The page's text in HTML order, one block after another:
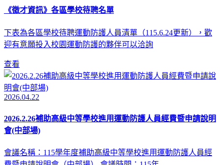
《徵才資訊》各區學校待聘名單
下表為各區學校待聘運動防護人員清單（115.6.24更新），歡
迎有意願投入校園運動防護的夥伴可以洽詢
查看
2026.04.22
2026.2.26補助高級中等學校進用運動防護人員經費暨申請說明
會(中部場)
會議名稱：115學年度補助高級中等學校進用運動防護人員經